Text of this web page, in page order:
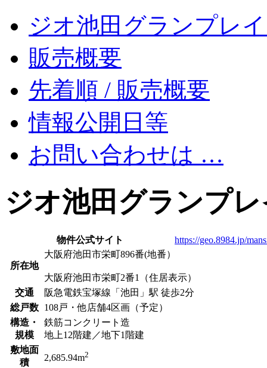
ジオ池田グランプレ
販売概要
先着順 / 販売概要
情報公開日等
お問い合わせは …
ジオ池田グランプ
物件公式サイト https://geo.8984.jp/
所在地
大阪府池田市栄町896番(地番）
大阪府池田市栄町2番1（住居表示）
交通
阪急電鉄宝塚線「池田」駅 徒歩2分
総戸数
108戸・他店舗4区画（予定）
構造・
規模
鉄筋コンクリート造
地上12階建／地下1階建
敷地面
積
2,685.94m2